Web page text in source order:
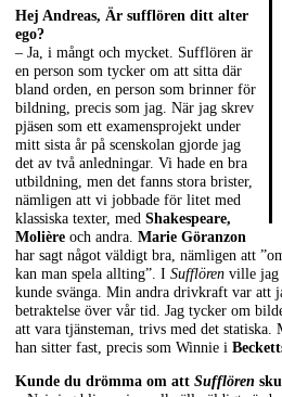
Hej Andreas, Är sufflören ditt alter
ego?
– Ja, i mångt och mycket. Sufflören är
en person som tycker om att sitta där
bland orden, en person som brinner för
bildning, precis som jag. När jag skrev
pjäsen som ett examensprojekt under
mitt sista år på scenskolan gjorde jag
det av två anledningar. Vi hade en bra
utbildning, men det fanns stora brister,
nämligen att vi jobbade för litet med
klassiska texter, med Shakespeare,
Molière och andra. Marie Göranzon
har sagt något väldigt bra, nämligen att
kan man spela allting”. I Sufflören ville jag
kunde svänga. Min andra drivkraft var att
betraktelse över vår tid. Jag tycker om
att vara tjänsteman, trivs med det
han sitter fast, precis som Winnie i
Kunde du drömma om att Sufflören